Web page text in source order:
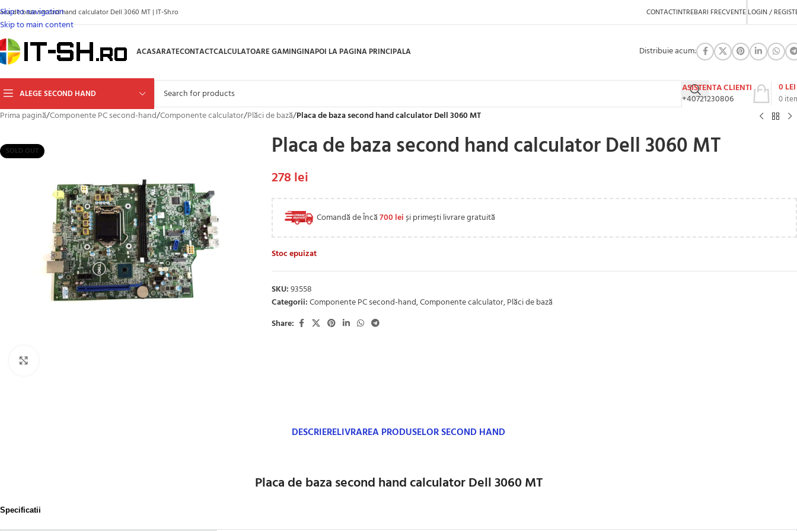
Skip to navigation
Skip to main content
de baza second hand calculator Dell 3060 MT | IT-Sh.ro CONTACTINTREBARI FRECVENTE LOGIN /
ACASARATECONTACTCALCULATOARE GAMINGINAPOI LA PAGINA PRINCIPALA Distribuie acum:
ALEGE SECOND HAND
ASISTENTA CLIENTI
+40721230806
0
0 LEI
Prima pagină/Componente PC second-hand/Componente calculator/Plăci de bază/Placa de baza second hand calculator Dell 3060 MT
SOLD OUT Placa de baza second hand calculator Dell 3060 MT
278 lei
Comandă de Încă700 leiși primești livrare gratuită
Stoc epuizat
SKU:93558
Categorii:Componente PC second-hand,Componente calculator,Plăci de bază
Share:
DESCRIERELIVRAREA PRODUSELOR SECOND HAND
Placa de baza second hand calculator Dell 3060 MT
Specificatii